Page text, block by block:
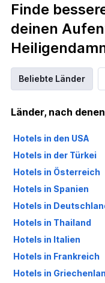
Finde
deinen
Beliebte Länder
Länder, nach
Hotels in den USA
Hotels in der Türkei
Hotels in Österreich
Hotels in Spanien
Hotels in
Hotels in Thailand
Hotels in Italien
Hotels in Frankreich
Hotels in